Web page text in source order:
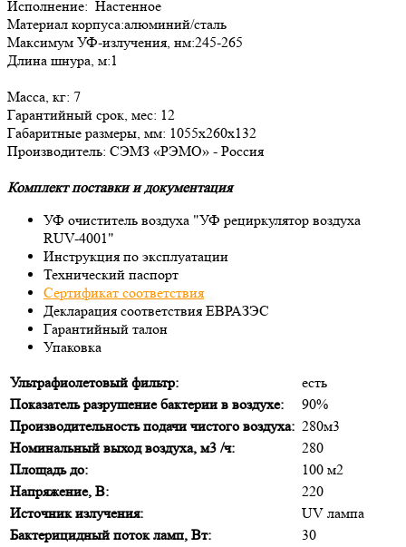
Исполнение: Настенное
Материал корпуса:алюминий/сталь
Максимум УФ-излучения, нм:245-265
Длина шнура, м:1
Масса, кг: 7
Гарантийный срок, мес: 12
Габаритные размеры, мм: 1055х260х132
Производитель: СЭМЗ «РЭМО» - Россия
Комплект поставки и документация
УФ очиститель воздуха "УФ рециркулятор воздуха
RUV-4001"
Инструкция по эксплуатации
Технический паспорт
Сертификат соответствия
Декларация соответствия ЕВРАЗЭС
Гарантийный талон
Упаковка
Ультрафиолетовый фильтр:
есть
Показатель разрушение бактерии в воздухе:
90%
Производительность подачи чистого воздуха: 280м3
Номинальный выход воздуха, м3 /ч:
280
Площадь до:
100 м2
Напряжение, В:
220
Источник излучения:
UV лампа
Бактерицидный поток ламп, Вт:
30